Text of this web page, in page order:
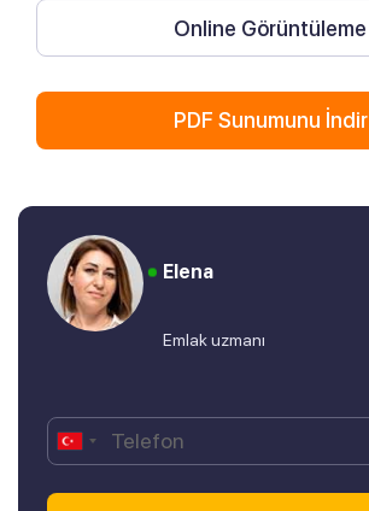
Online Görüntüleme
PDF Sunumunu İndir
Elena
Emlak uzmanı